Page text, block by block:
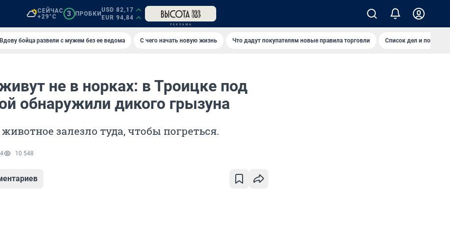
СЕЙЧАС
+29°C
3 ПРОБКИ
USD 82,17
EUR 94,84
Вдову бойца развели с мужем без ее ведома С чего начать новую жизнь Что дадут покупателям новые правила торговли Список дел и покупок
не в норках: в Троицке под
обнаружили дикого грызуна
залезло туда, чтобы погреться.
10 548